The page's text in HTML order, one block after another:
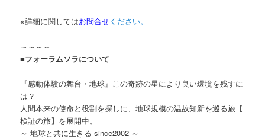
※詳細に関してはお問合せください。
～～～～
■フォーラムソラについて
『感動体験の舞台・地球』この奇跡の星により良い環境を残すに
は？
人間本来の使命と役割を探しに、地球規模の温故知新を巡る旅【
検証の旅】を展開中。
～ 地球と共に生きる since2002 ～